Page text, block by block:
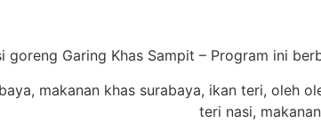
goreng Garing Khas Sampit – Program ini